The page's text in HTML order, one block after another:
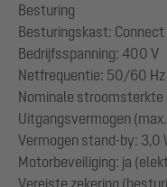
Besturing
Besturingskast: Connect
Bedrijfsspanning: 400 V
Netfrequentie: 50/60 Hz
Nominale stroomsterkte
Uitgangsvermogen
Vermogen stand-by: 3,0
Motorbeveiliging: ja
Vereiste zekering